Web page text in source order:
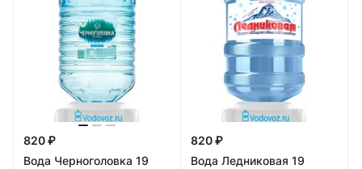
820 ₽
Вода Черноголовка 19
820 ₽
Вода Ледниковая 19